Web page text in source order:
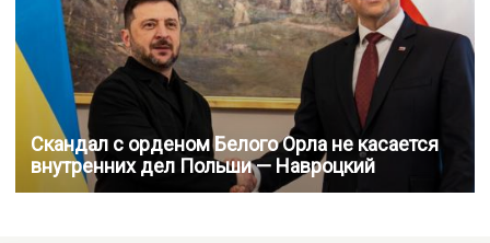
Скандал с орденом Белого Орла не касается
внутренних дел Польши — Навроцкий